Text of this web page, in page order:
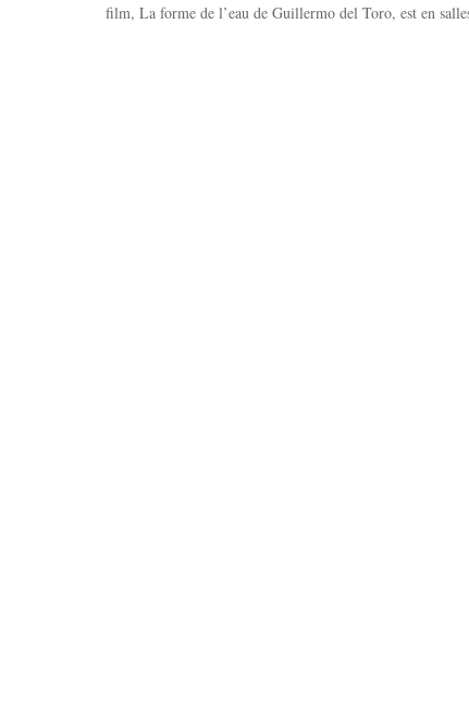
film, La forme de l’eau de Guillermo del Toro, est en